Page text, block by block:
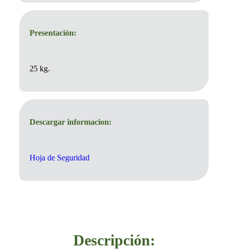
Presentación:
25 kg.
Descargar informacion:
Hoja de Seguridad
Descripción: